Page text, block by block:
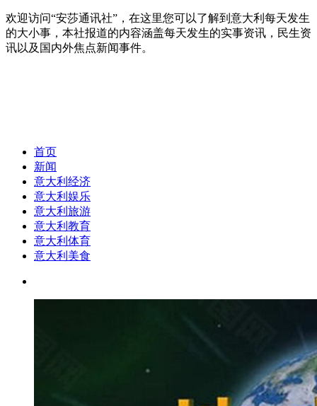
欢迎访问“安莎通讯社”，在这里您可以了解到意大利每天发生
的大小事，本社报道的内容涵盖每天发生的实事资讯，民生资
讯以及国内外焦点新闻事件。
首页
新闻
意大利经济
意大利娱乐
意大利旅游
意大利教育
意大利体育
意大利美食